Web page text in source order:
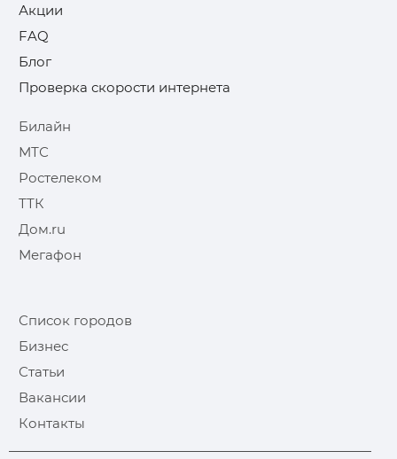
Акции
FAQ
Блог
Проверка скорости интернета
Билайн
МТС
Ростелеком
ТТК
Дом.ru
Мегафон
Список городов
Бизнес
Статьи
Вакансии
Контакты